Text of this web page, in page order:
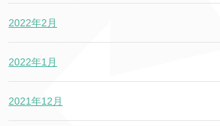
2022年2月
2022年1月
2021年12月